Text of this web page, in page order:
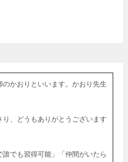
のかおりといいます。かおり先生
り、どうもありがとうございます
誰でも習得可能」「仲間がいたら